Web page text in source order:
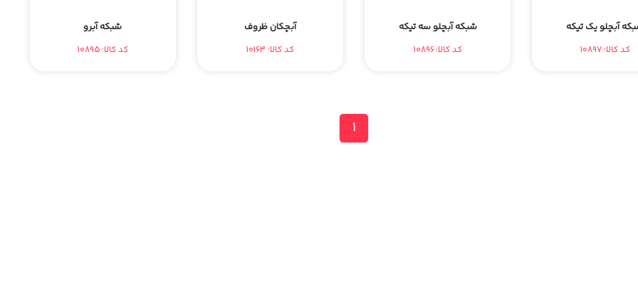
آبچلو یک تیکه
کد کالا: 10897
شبکه آبچلو سه تیکه
کد کالا: 10896
آبچکان ظروف
کد کالا: 10163
شبکه آبرو
کد کالا: 10895
1